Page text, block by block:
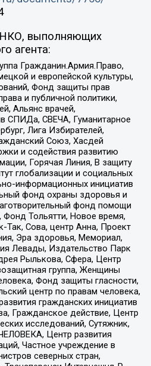
НКО, выполняющих
агента:
Гражданин.Армия.Право,
и европейской культуры,
Фонд защиты прав
и публичной политики,
Альянс врачей,
СВЕЧА, Гуманитарное
Лига Избирателей,
Союз, Хасдей
и содействия развитию
Горячая Линия, В защиту
глобализации и социальных
информационных инициатив
фонд охраны здоровья и
фонд помощи
Тольятти, Новое время,
Так, Сова, центр Анна, Проект
Эра здоровья, Мемориал,
Левады, Издательство Парк
Рылькова, Сфера, Центр
группа, Женщины
Фонд защиты гласности,
центр по правам человека,
гражданских инициатив
Гражданское действие, Центр
исследований, Сутяжник,
Центр развития
Частное учреждение в
северных стран,